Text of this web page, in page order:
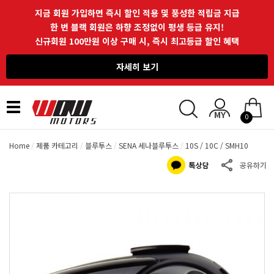
지금 회원 가입하면 즉시 할인 적용 및 풍성한 적립금 지급
한 번 블랙 회원은 하향 조정없이 평생 등급 유지!
신규회원 100만원 이상 구매 시, 즉시 최고등급 할인 혜택
자세히 보기
Toggle
navigation
0
Home 제품 카테고리 블루투스 SENA 세나블루투스 10S / 10C / SMH10